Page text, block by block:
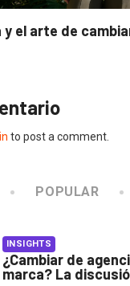
to post a comment.
POPULAR
INSIGHTS
¿Cambiar de
marca? La